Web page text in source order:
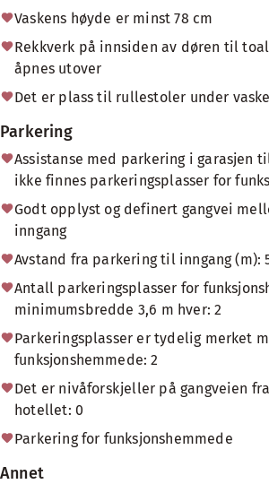
Vaskens høyde er minst 78 cm
Rekkverk på innsiden av døren til
åpnes utover
Det er plass til rullestoler under
Parkering
Assistanse med parkering i garasjen
ikke finnes parkeringsplasser for
Godt opplyst og definert gangvei
inngang
Avstand fra parkering til inngang (m):
Antall parkeringsplasser for
minimumsbredde 3,6 m hver: 2
Parkeringsplasser er tydelig merket
funksjonshemmede: 2
Det er nivåforskjeller på gangveien
hotellet: 0
Parkering for funksjonshemmede
Annet